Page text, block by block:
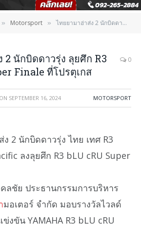
» Motorsport » ไทยยามาฮ่าส่ง 2 นักบิดดาวรุ่ง ลุยศึก R3 bLU cRU Super Finale ที่โปรตุเกส
2 นักบิดดาวรุ่ง ลุยศึก R3
Finale ที่โปรตุเกส
0
ON SEPTEMBER 16, 2024 MOTORSPORT
ลชัย ประธานกรรมการบริหาร
มอเตอร์ จำกัด มอบรางวัลไวลด์
งขัน YAMAHA R3 bLU cRU